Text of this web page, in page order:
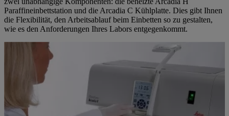
Paraffineinbettstation und die Arcadia C Kühlplatte. Dies gibt Ihnen
die Flexibilität, den Arbeitsablauf beim Einbetten so zu gestalten,
wie es den Anforderungen Ihres Labors entgegenkommt.